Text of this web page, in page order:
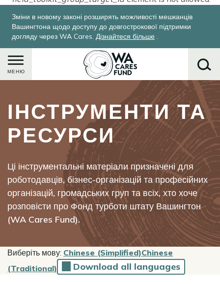
Зміни в новому законі розширять можливості мешканців
Вашингтона щодо доступу до довгострокової підтримки
догляду через WA Cares. Дізнайтеся більше .
МЕНЮ
Пошук
ІНСТРУМЕНТИ ТА
РЕСУРСИ
Ці інструментальні матеріали призначені для
роботодавців, бізнес-організацій та професійних
організацій, громадських груп та всіх, хто хоче
розповісти про Фонд турботи штату Вашингтон
(WA Cares Fund).
Виберіть мову: Chinese (Simplified)Chinese
(Traditional)
Download all languages